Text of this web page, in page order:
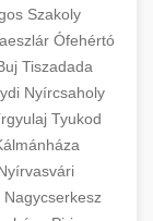
about
options
surgery
+
a
+
to
lower
Szakoly
Ófehértó
Tiszadada
Nyírcsaholy
Tyukod
Nagycserkesz